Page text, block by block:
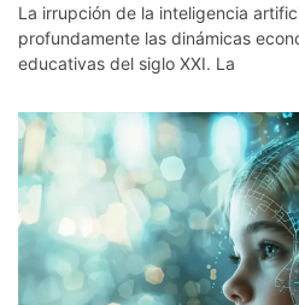
La irrupción de la inteligencia
profundamente las dinámicas
educativas del siglo XXI. La